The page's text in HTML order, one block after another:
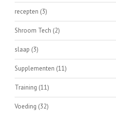
recepten (3)
Shroom Tech (2)
slaap (3)
Supplementen (11)
Training (11)
Voeding (32)